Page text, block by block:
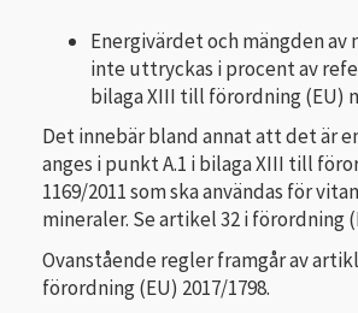
Energivärdet och mängden av
inte uttryckas i procent av
bilaga XIII till förordning (EU)
Det innebär bland annat att det är
anges i punkt A.1 i bilaga XIII till
1169/2011 som ska användas för
mineraler. Se artikel 32 i förordning
Ovanstående regler framgår av
förordning (EU) 2017/1798.